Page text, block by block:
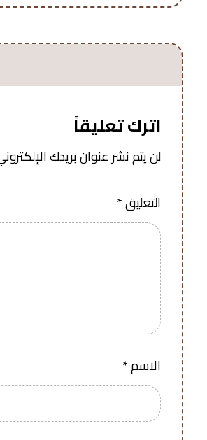
اترك تعليقاً
لن يتم نشر عنوان بريدك
التعليق*
الاسم*